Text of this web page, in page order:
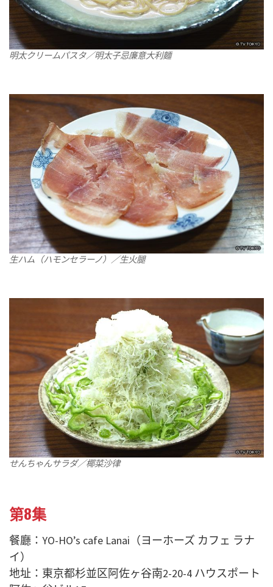
明太クリームパスタ／明太子忌廉意大利麵
生ハム（ハモンセラーノ）／生火腿
せんちゃんサラダ／椰菜沙律
第8集
餐廳：YO-HO’s cafe Lanai（ヨーホーズ カフェ ラナ
イ）
地址：東京都杉並区阿佐ヶ谷南2-20-4 ハウスポート